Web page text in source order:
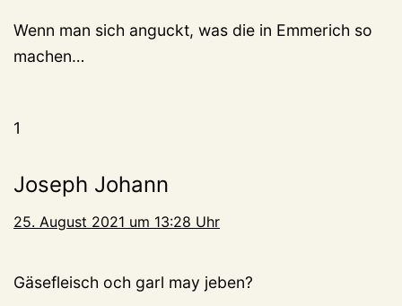
Wenn man sich anguckt, was die in Emmerich so
machen…
1
Joseph Johann
25. August 2021 um 13:28 Uhr
Gäsefleisch och garl may jeben?